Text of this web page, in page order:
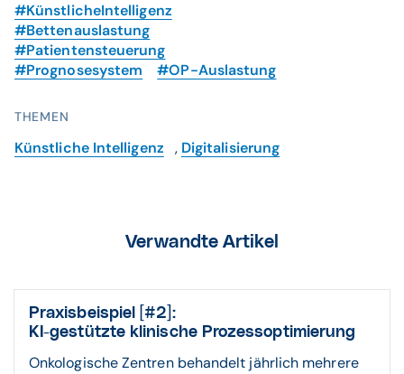
#KünstlicheIntelligenz
#Bettenauslastung
#Patientensteuerung
#Prognosesystem
#OP-Auslastung
THEMEN
Künstliche Intelligenz , Digitalisierung
Verwandte Artikel
Praxis­bei­spiel [#2]:
KI-ge­stützte klinische Prozess­opti­mierung
Onkologische Zentren behandelt jährlich mehrere